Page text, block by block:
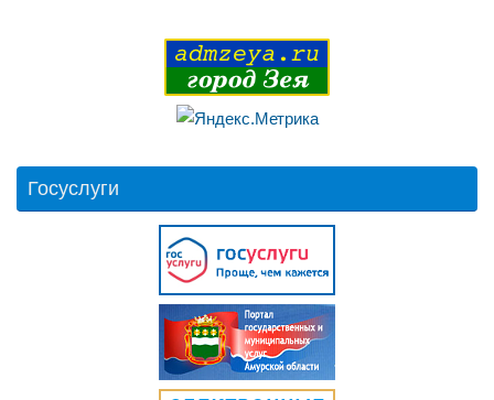
Госуслуги